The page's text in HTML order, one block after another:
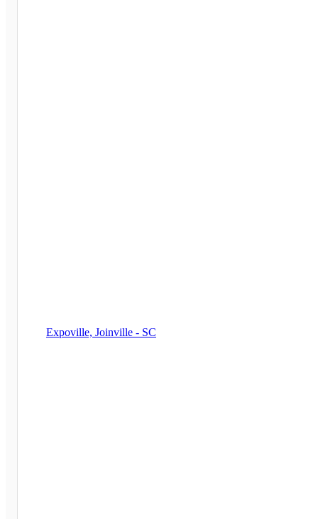
Expoville, Joinville - SC